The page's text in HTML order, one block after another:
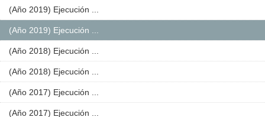
(Año 2019) Ejecución ...
(Año 2019) Ejecución ...
(Año 2018) Ejecución ...
(Año 2018) Ejecución ...
(Año 2017) Ejecución ...
(Año 2017) Ejecución ...